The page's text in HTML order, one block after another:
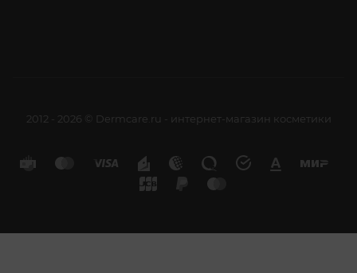
2012 - 2026 © Dermcare.ru - интернет-магазин косметики